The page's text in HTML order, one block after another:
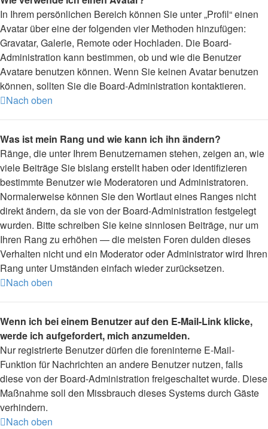
In Ihrem persönlichen Bereich können Sie unter „Profil“ einen
Avatar über eine der folgenden vier Methoden hinzufügen:
Gravatar, Galerie, Remote oder Hochladen. Die Board-
Administration kann bestimmen, ob und wie die Benutzer
Avatare benutzen können. Wenn Sie keinen Avatar benutzen
können, sollten Sie die Board-Administration kontaktieren.
Nach oben
Was ist mein Rang und wie kann ich ihn ändern?
Ränge, die unter Ihrem Benutzernamen stehen, zeigen an, wie
viele Beiträge Sie bislang erstellt haben oder identifizieren
bestimmte Benutzer wie Moderatoren und Administratoren.
Normalerweise können Sie den Wortlaut eines Ranges nicht
direkt ändern, da sie von der Board-Administration festgelegt
wurden. Bitte schreiben Sie keine sinnlosen Beiträge, nur um
Ihren Rang zu erhöhen — die meisten Foren dulden dieses
Verhalten nicht und ein Moderator oder Administrator wird Ihren
Rang unter Umständen einfach wieder zurücksetzen.
Nach oben
Wenn ich bei einem Benutzer auf den E-Mail-Link klicke,
werde ich aufgefordert, mich anzumelden.
Nur registrierte Benutzer dürfen die foreninterne E-Mail-
Funktion für Nachrichten an andere Benutzer nutzen, falls
diese von der Board-Administration freigeschaltet wurde. Diese
Maßnahme soll den Missbrauch dieses Systems durch Gäste
verhindern.
Nach oben